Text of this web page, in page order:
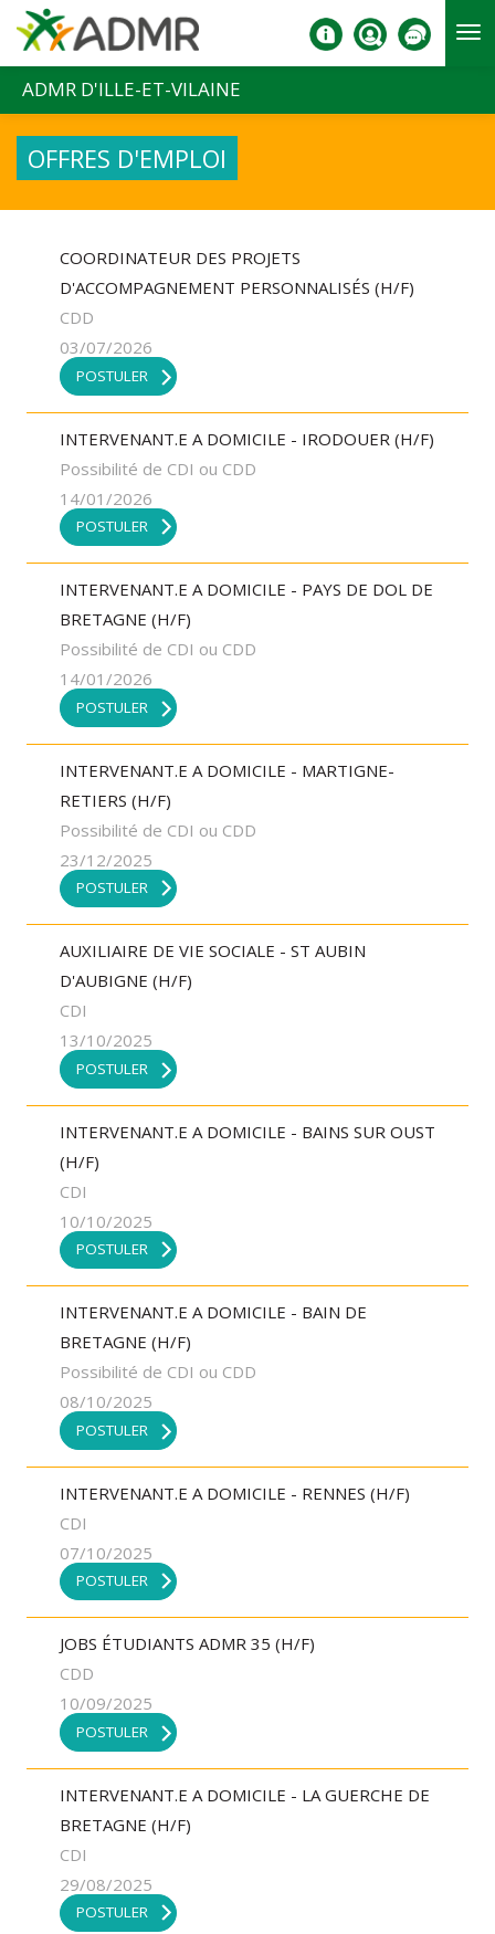
Aller au contenu principal
ADMR D'ILLE-ET-VILAINE
OFFRES D'EMPLOI
COORDINATEUR DES PROJETS
D'ACCOMPAGNEMENT PERSONNALISÉS (H/F)
CDD
03/07/2026
POSTULER
INTERVENANT.E A DOMICILE - IRODOUER (H/F)
Possibilité de CDI ou CDD
14/01/2026
POSTULER
INTERVENANT.E A DOMICILE - PAYS DE DOL DE
BRETAGNE (H/F)
Possibilité de CDI ou CDD
14/01/2026
POSTULER
INTERVENANT.E A DOMICILE - MARTIGNE-
RETIERS (H/F)
Possibilité de CDI ou CDD
23/12/2025
POSTULER
AUXILIAIRE DE VIE SOCIALE - ST AUBIN
D'AUBIGNE (H/F)
CDI
13/10/2025
POSTULER
INTERVENANT.E A DOMICILE - BAINS SUR OUST
(H/F)
CDI
10/10/2025
POSTULER
INTERVENANT.E A DOMICILE - BAIN DE
BRETAGNE (H/F)
Possibilité de CDI ou CDD
08/10/2025
POSTULER
INTERVENANT.E A DOMICILE - RENNES (H/F)
CDI
07/10/2025
POSTULER
JOBS ÉTUDIANTS ADMR 35 (H/F)
CDD
10/09/2025
POSTULER
INTERVENANT.E A DOMICILE - LA GUERCHE DE
BRETAGNE (H/F)
CDI
29/08/2025
POSTULER